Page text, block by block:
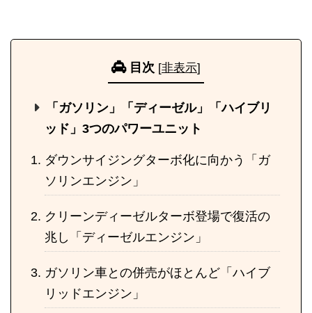
目次 [非表示]
「ガソリン」「ディーゼル」「ハイブリ
ッド」3つのパワーユニット
ダウンサイジングターボ化に向かう「ガ
ソリンエンジン」
クリーンディーゼルターボ登場で復活の
兆し「ディーゼルエンジン」
ガソリン車との併売がほとんど「ハイブ
リッドエンジン」